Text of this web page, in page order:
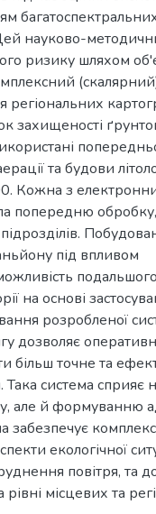
науково-
ризику шляхом
регіональних
захищеності
та будови
Кожна з
попередню
під впливом
подальшого
на основі
розробленої
дозволяє
більш точне та
система сприяє
але й формуванню
забезпечує
екологічної
повітря, та
місцевих та